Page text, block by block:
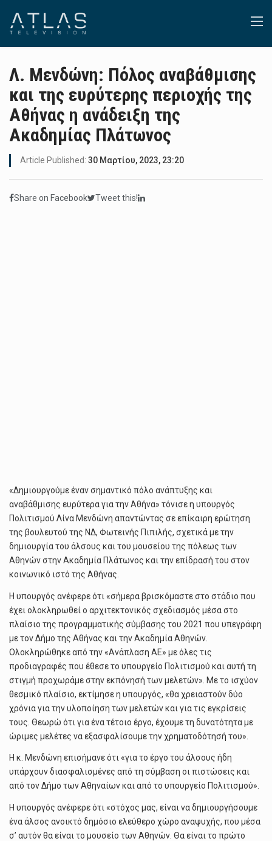
Λ. Μενδώνη: Πόλος αναβάθμισης
και της ευρύτερης περιοχής της
Αθήνας η ανάδειξη της
Ακαδημίας Πλάτωνος
Article Published: 30 Μαρτίου, 2023, 23:20
Share on Facebook Tweet this!
«Δημιουργούμε έναν σημαντικό πόλο ανάπτυξης και
αναβάθμισης ευρύτερα για την Αθήνα» τόνισε η υπουργός
Πολιτισμού Λίνα Μενδώνη απαντώντας σε επίκαιρη ερώτηση
της βουλευτού της ΝΔ, Φωτεινής Πιπιλής, σχετικά με την
δημιουργία του άλσους και του μουσείου της πόλεως των
Αθηνών στην Ακαδημία Πλάτωνος και την επίδρασή του στον
κοινωνικό ιστό της Αθήνας.
Η υπουργός ανέφερε ότι «σήμερα βρισκόμαστε στο στάδιο που
έχει ολοκληρωθεί ο αρχιτεκτονικός σχεδιασμός μέσα στo
πλαίσιo της προγραμματικής σύμβασης του 2021 που υπεγράφη
με τον Δήμο της Αθήνας και την Ακαδημία Αθηνών.
Ολοκληρώθηκε από την «Ανάπλαση ΑΕ» με όλες τις
προδιαγραφές που έθεσε το υπουργείο Πολιτισμού και αυτή τη
στιγμή προχωράμε στην εκπόνησή των μελετών». Με το ισχύον
θεσμικό πλαίσιο, εκτίμησε η υπουργός, «θα χρειαστούν δύο
χρόνια για την υλοποίηση των μελετών και για τις εγκρίσεις
τους. Θεωρώ ότι για ένα τέτοιο έργο, έχουμε τη δυνατότητα με
ώριμες μελέτες να εξασφαλίσουμε την χρηματοδότησή του».
Η κ. Μενδώνη επισήμανε ότι «για το έργο του άλσους ήδη
υπάρχουν διασφαλισμένες από τη σύμβαση οι πιστώσεις και
από τον Δήμο των Αθηναίων και από το υπουργείο Πολιτισμού».
Η υπουργός ανέφερε ότι «στόχος μας, είναι να δημιουργήσουμε
ένα άλσος ανοικτό δημόσιο ελεύθερο χώρο αναψυχής, που μέσα
σ’ αυτόν θα είναι το μουσείο των Αθηνών. Θα είναι το πρώτο